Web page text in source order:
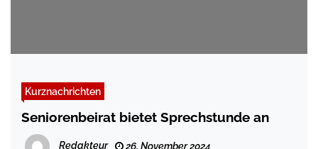
Kurznachrichten
Seniorenbeirat bietet Sprechstunde an
Redakteur 26. November 2024